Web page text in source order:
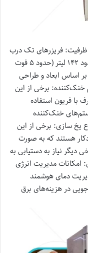
ظرفیت: فریزرهای تک درب
5 فوت به طور معمول دارای ظرفیت حدود ۱۴۲ لیتر (حدود ۵ فوت
اساس ابعاد و طراحی
برخی از این
با فریون استفاده
خنک‌کننده
یخ سازی: برخی از این
هستند که به صورت
دیگر نیاز به دستیابی به
امکانات مدیریت انرژی
دمای هوشمند
در هزینه‌های برق